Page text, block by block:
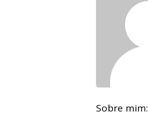
Sobre mim: